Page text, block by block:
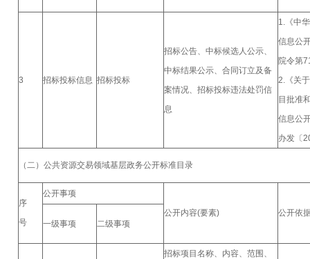
3 招标投标信息 招标投标
招标公告、中标候选人公示、
中标结果公示、合同订立及备
案情况、招标投标违法处罚信
息
1.《中
信息公
院令第
2.《关
目批准
信息公
办发〔
（二）公共资源交易领域基层政务公开标准目录
序
号
公开事项
公开内容(要素)
公开依
一级事项
二级事项
招标项目名称、内容、范围、